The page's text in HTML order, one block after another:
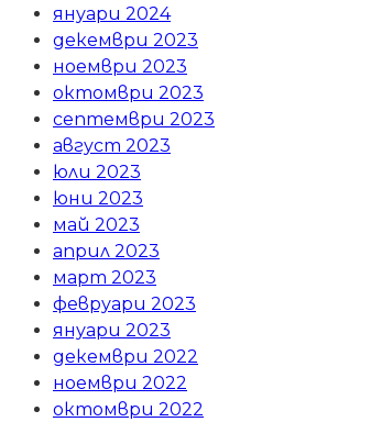
януари 2024
декември 2023
ноември 2023
октомври 2023
септември 2023
август 2023
юли 2023
юни 2023
май 2023
април 2023
март 2023
февруари 2023
януари 2023
декември 2022
ноември 2022
октомври 2022